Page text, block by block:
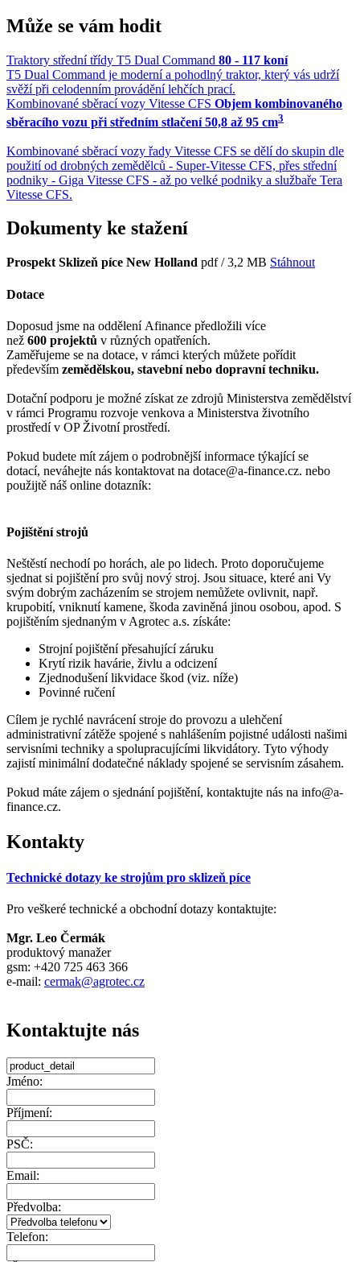
Může se vám hodit
Traktory střední třídy T5 Dual Command 80 - 117 koní
​T5 Dual Command je moderní a pohodlný traktor, který vás udrží
svěží při celodenním provádění lehčích prací.
Kombinované sběrací vozy Vitesse CFS Objem kombinovaného
sběracího vozu při středním stlačení 50,8 až 95 cm3
Kombinované sběrací vozy řady Vitesse CFS se dělí do skupin dle
použití od drobných zemědělců - Super-Vitesse CFS, přes střední
podniky - Giga Vitesse CFS - až po velké podniky a službaře Tera
Vitesse CFS.
Dokumenty ke stažení
Prospekt Sklizeň píce New Holland pdf / 3,2 MB Stáhnout
Dotace
Doposud jsme na oddělení Afinance předložili více
než 600 projektů v různých opatřeních.
Zaměřujeme se na dotace, v rámci kterých můžete pořídit
především zemědělskou, stavební nebo dopravní techniku.
Dotační podporu je možné získat ze zdrojů Ministerstva zemědělství
v rámci Programu rozvoje venkova a Ministerstva životního
prostředí v OP Životní prostředí.
Pokud budete mít zájem o podrobnější informace týkající se
dotací, neváhejte nás kontaktovat na dotace@a-finance.cz. nebo
použijtě náš online dotazník:
Pojištění strojů
Neštěstí nechodí po horách, ale po lidech. Proto doporučujeme
sjednat si pojištění pro svůj nový stroj. Jsou situace, které ani Vy
svým dobrým zacházením se strojem nemůžete ovlivnit, např.
krupobití, vniknutí kamene, škoda zaviněná jinou osobou, apod. S
pojištěním sjednaným v Agrotec a.s. získáte:
Strojní pojištění přesahující záruku
Krytí rizik havárie, živlu a odcizení
Zjednodušení likvidace škod (viz. níže)
Povinné ručení
Cílem je rychlé navrácení stroje do provozu a ulehčení
administrativní zátěže spojené s nahlášením pojistné události našimi
servisními techniky a spolupracujícími likvidátory. Tyto výhody
zajistí minimální dodatečné náklady spojené se servisním zásahem.
Pokud máte zájem o sjednání pojištění, kontaktujte nás na info@a-
finance.cz.
Kontakty
Technické dotazy ke strojům pro sklizeň píce
Pro veškeré technické a obchodní dotazy kontaktujte:
Mgr. Leo Čermák
produktový manažer
gsm: +420 725 463 366
e-mail: cermak@agrotec.cz
Kontaktujte nás
Jméno:
Příjmení:
PSČ:
Email:
Předvolba:
Telefon: